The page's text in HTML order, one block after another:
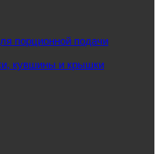
порционной подачи
кувшины и крышки